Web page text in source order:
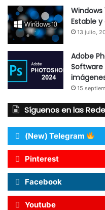
Windows
Estable
13 julio,
Adobe
Software
15
Síguenos en las
(New) Telegram
Pinterest
Facebook
Youtube